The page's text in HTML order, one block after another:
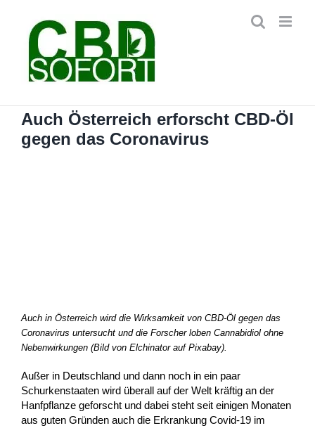
springen
Auch Österreich erforscht CBD-Öl
gegen das Coronavirus
Auch in Österreich wird die Wirksamkeit von CBD-Öl gegen das
Coronavirus untersucht und die Forscher loben Cannabidiol ohne
Nebenwirkungen (Bild von Elchinator auf Pixabay).
Außer in Deutschland und dann noch in ein paar
Schurkenstaaten wird überall auf der Welt kräftig an der
Hanfpflanze geforscht und dabei steht seit einigen Monaten
aus guten Gründen auch die Erkrankung Covid-19 im